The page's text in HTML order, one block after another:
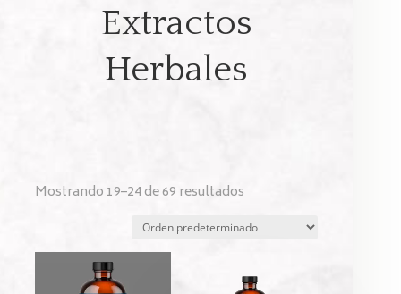
Extractos
Herbales
Mostrando 19–24 de 69 resultados